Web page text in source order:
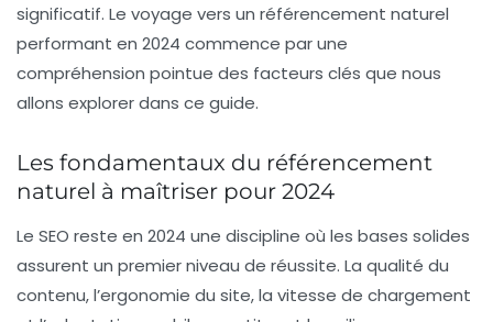
significatif. Le voyage vers un référencement naturel
performant en 2024 commence par une
compréhension pointue des facteurs clés que nous
allons explorer dans ce guide.
Les fondamentaux du référencement
naturel à maîtriser pour 2024
Le SEO reste en 2024 une discipline où les bases solides
assurent un premier niveau de réussite. La qualité du
contenu, l’ergonomie du site, la vitesse de chargement